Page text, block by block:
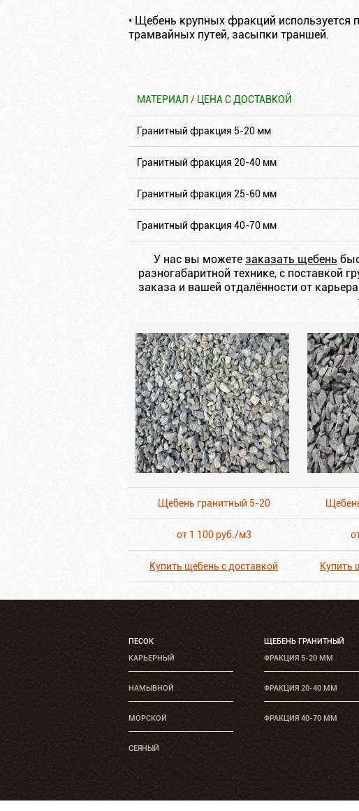
• Щебень крупных фракций
трамвайных путей, засыпки траншей.
МАТЕРИАЛ / ЦЕНА С ДОСТАВКОЙ
Гранитный фракция 5-20 мм
Гранитный фракция 20-40 мм
Гранитный фракция 25-60 мм
Гранитный фракция 40-70 мм
У нас вы можете заказать щебень
разногабаритной технике, с поставкой
заказа и вашей отдалённости от
Щебень гранитный 5-20
от 1 100 руб./м3
Купить щебень с доставкой Купить
ПЕСОК
КАРЬЕРНЫЙ
НАМЫВНОЙ
МОРСКОЙ
СЕЯНЫЙ
ЩЕБЕНЬ ГРАНИТНЫЙ
ФРАКЦИЯ 5-20 ММ
ФРАКЦИЯ 20-40 ММ
ФРАКЦИЯ 40-70 ММ